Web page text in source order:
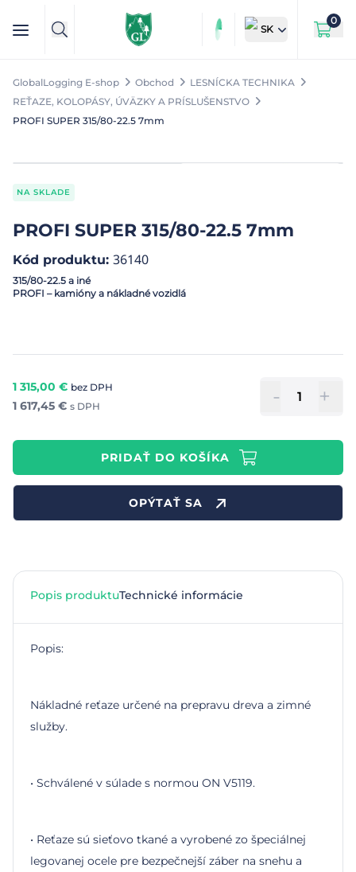
SK
0
GlobalLogging E-shop Obchod
LESNÍCKA TECHNIKA
REŤAZE, KOLOPÁSY, ÚVÄZKY A PRÍSLUŠENSTVO
PROFI SUPER 315/80-22.5 7mm
NA SKLADE
PROFI SUPER 315/80-22.5 7mm
Kód produktu: 36140
315/80-22.5 a iné
PROFI – kamióny a nákladné vozidlá
1 315,00 € bez DPH
1 617,45 € s DPH - +
PRIDAŤ DO KOŠÍKA
OPÝTAŤ SA
Popis produktuTechnické informácie
Popis:
Nákladné reťaze určené na prepravu dreva a zimné
služby.
• Schválené v súlade s normou ON V5119.
• Reťaze sú sieťovo tkané a vyrobené zo špeciálnej
legovanej ocele pre bezpečnejší záber na snehu a